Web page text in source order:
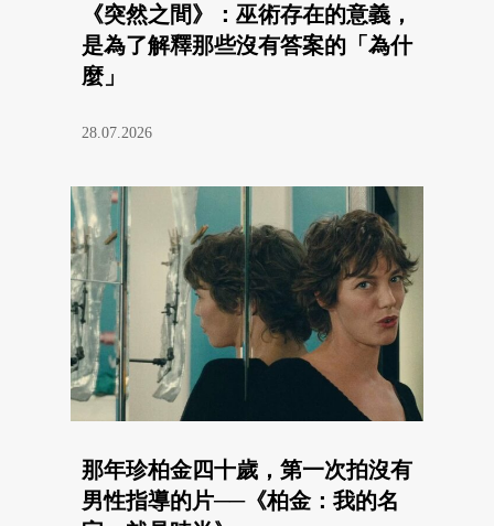
《突然之間》：巫術存在的意義，
是為了解釋那些沒有答案的「為什
麼」
28.07.2026
那年珍柏金四十歲，第一次拍沒有
男性指導的片──《柏金：我的名